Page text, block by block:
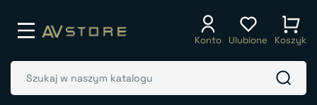
Konto Ulubione Koszyk